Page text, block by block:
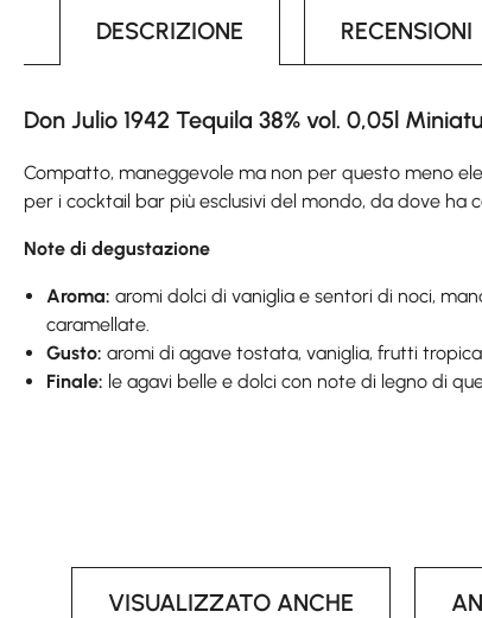
DESCRIZIONE RECENSIONI
Don Julio 1942 Tequila 38% vol. 0,05l
Compatto, maneggevole ma non per questo meno
per i cocktail bar più esclusivi del mondo, da dove ha
Note di degustazione
Aroma:aromi dolci di vaniglia e sentori di noci,
caramellate.
Gusto:aromi di agave tostata, vaniglia, frutti
Finale: le agavi belle e dolci con note di legno di
VISUALIZZATO ANCHE